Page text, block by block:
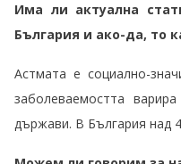
Има ли актуална
България и ако-да, то
Астмата е социално-
заболеваемостта
държави. В България над